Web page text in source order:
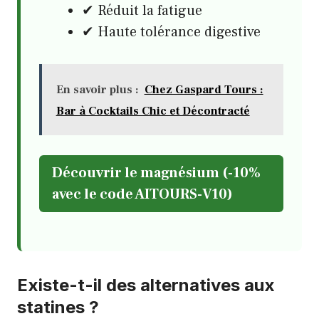
✔ Réduit la fatigue
✔ Haute tolérance digestive
En savoir plus : Chez Gaspard Tours :
Bar à Cocktails Chic et Décontracté
Découvrir le magnésium (-10%
avec le code AITOURS-V10)
Existe-t-il des alternatives aux
statines ?